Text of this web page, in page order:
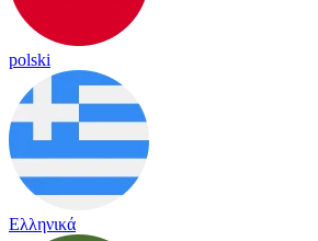
polski
Ελληνικά